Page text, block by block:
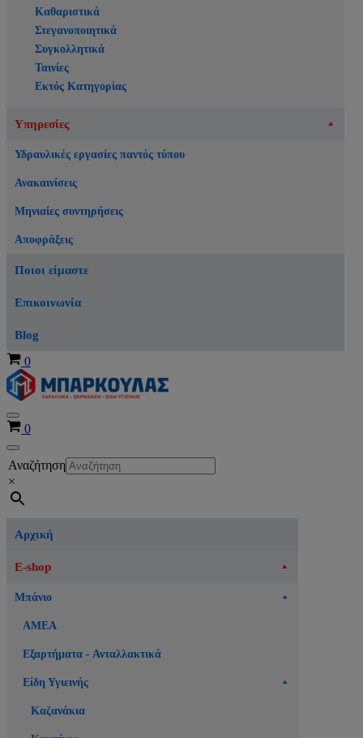
Καθαριστικά
Στεγανοποιητικά
Συγκολλητικά
Ταινίες
Εκτός Κατηγορίας
Υπηρεσίες
Υδραυλικές εργασίες παντός τύπου
Ανακαινίσεις
Μηνιαίες συντηρήσεις
Αποφράξεις
Ποιοι είμαστε
Επικοινωνία
Blog
Καλάθι
0
Μενού
πλοήγησης
Καλάθι
0
Μενού
πλοήγησης
Αναζήτηση
×
Αρχική
E-shop
Μπάνιο
ΑΜΕΑ
Εξαρτήματα - Ανταλλακτικά
Είδη Υγιεινής
Καζανάκια